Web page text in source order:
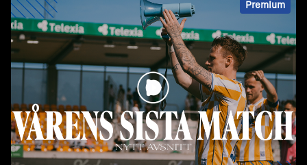
Premium